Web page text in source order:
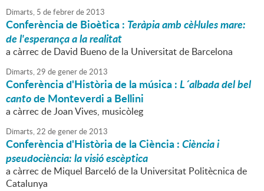
Dimarts, 5 defebrerde2013
Conferència de Bioètica : Teràpia amb cèl·lules mare:
de l'esperança a la realitat
a càrrec de David Bueno de la Universitat de Barcelona
Dimarts,29 degenerde2013
Conferència d'Història de la música :L´albada del bel
cantode Monteverdi a Bellini
a càrrec de Joan Vives, musicòleg
Dimarts,22 degenerde2013
Conferència d'Història de la Ciència :Ciència i
pseudociència: la visió escèptica
a càrrec de Miquel Barceló de la Universitat Politècnica de
Catalunya